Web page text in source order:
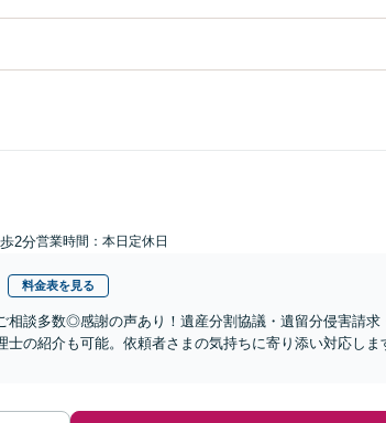
2分営業時間：本日定休日
料金表を見る
相談多数◎感謝の声あり！遺産分割協議・遺留分侵害請求
の紹介も可能。依頼者さまの気持ちに寄り添い対応しま